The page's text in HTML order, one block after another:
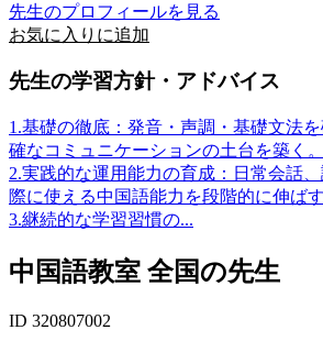
先生のプロフィールを見る
お気に入りに追加
先生の学習方針・アドバイス
1.基礎の徹底：発音・声調・基礎文法
確なコミュニケーションの土台を築く。
2.実践的な運用能力の育成：日常会話
際に使える中国語能力を段階的に伸ばす
3.継続的な学習習慣の...
中国語教室 全国の先生
ID 320807002